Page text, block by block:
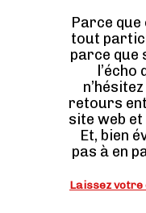
Parce
tout
parce que
retours
site web
Et, bien
pas à en
Laissez votre